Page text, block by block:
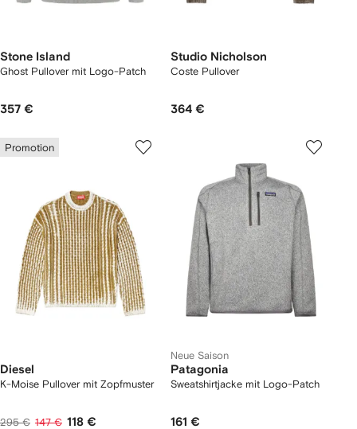
Stone Island
Ghost Pullover mit Logo-Patch
357 €
Studio Nicholson
Coste Pullover
364 €
Promotion
Diesel
K-Moise Pullover mit Zopfmuster
295 € 147 € 118 €
Neue Saison
Patagonia
Sweatshirtjacke mit Logo-Patch
161 €